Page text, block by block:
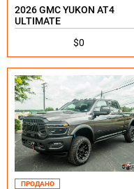
2026 GMC YUKON AT4
ULTIMATE
$0
ПРОДАНО